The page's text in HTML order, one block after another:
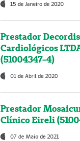
15 de Janeiro de 2020
Prestador
Cardiológicos
(51004347-4)
01 de Abril de 2020
Prestador
Clínico Eireli
07 de Maio de 2021